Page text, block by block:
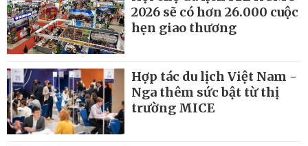
2026 sẽ có hơn 26.000 cuộc
hẹn giao thương
Hợp tác du lịch Việt Nam -
Nga thêm sức bật từ thị
trường MICE